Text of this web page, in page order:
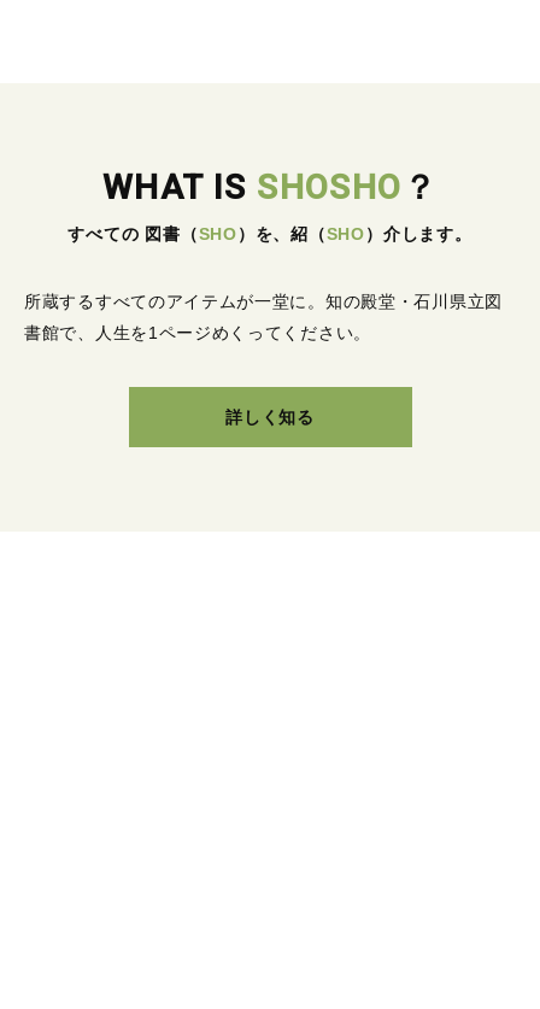
WHAT IS SHOSHO ？
すべての 図書 （SHO） を、紹 （SHO） 介します。
所蔵するすべてのアイテムが一堂に。 知の殿堂・石川県立図
書館で、人生を1ページめくってください。
詳しく知る